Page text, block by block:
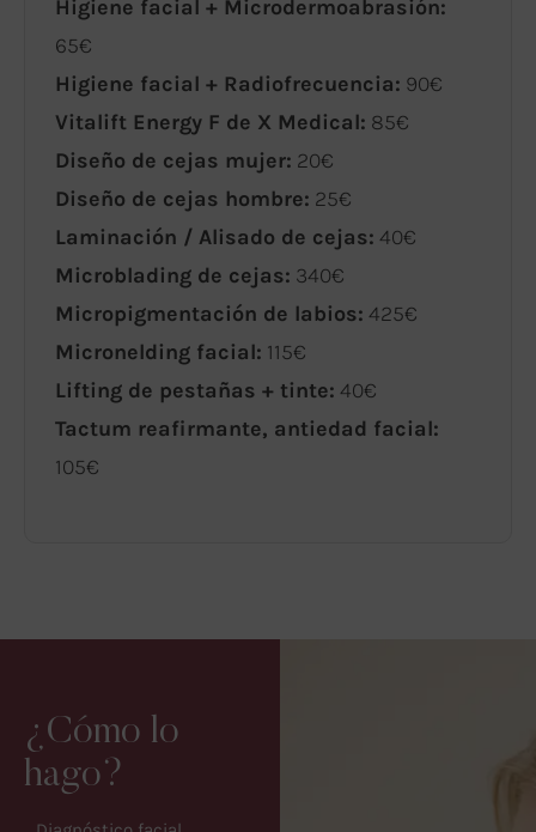
Higiene facial + Microdermoabrasión:
65€
Higiene facial + Radiofrecuencia: 90€
Vitalift Energy F de X Medical: 85€
Diseño de cejas mujer: 20€
Diseño de cejas hombre: 25€
Laminación / Alisado de cejas: 40€
Microblading de cejas: 340€
Micropigmentación de labios: 425€
Micronelding facial: 115€
Lifting de pestañas + tinte: 40€
Tactum reafirmante, antiedad facial:
105€
¿Cómo lo
hago?